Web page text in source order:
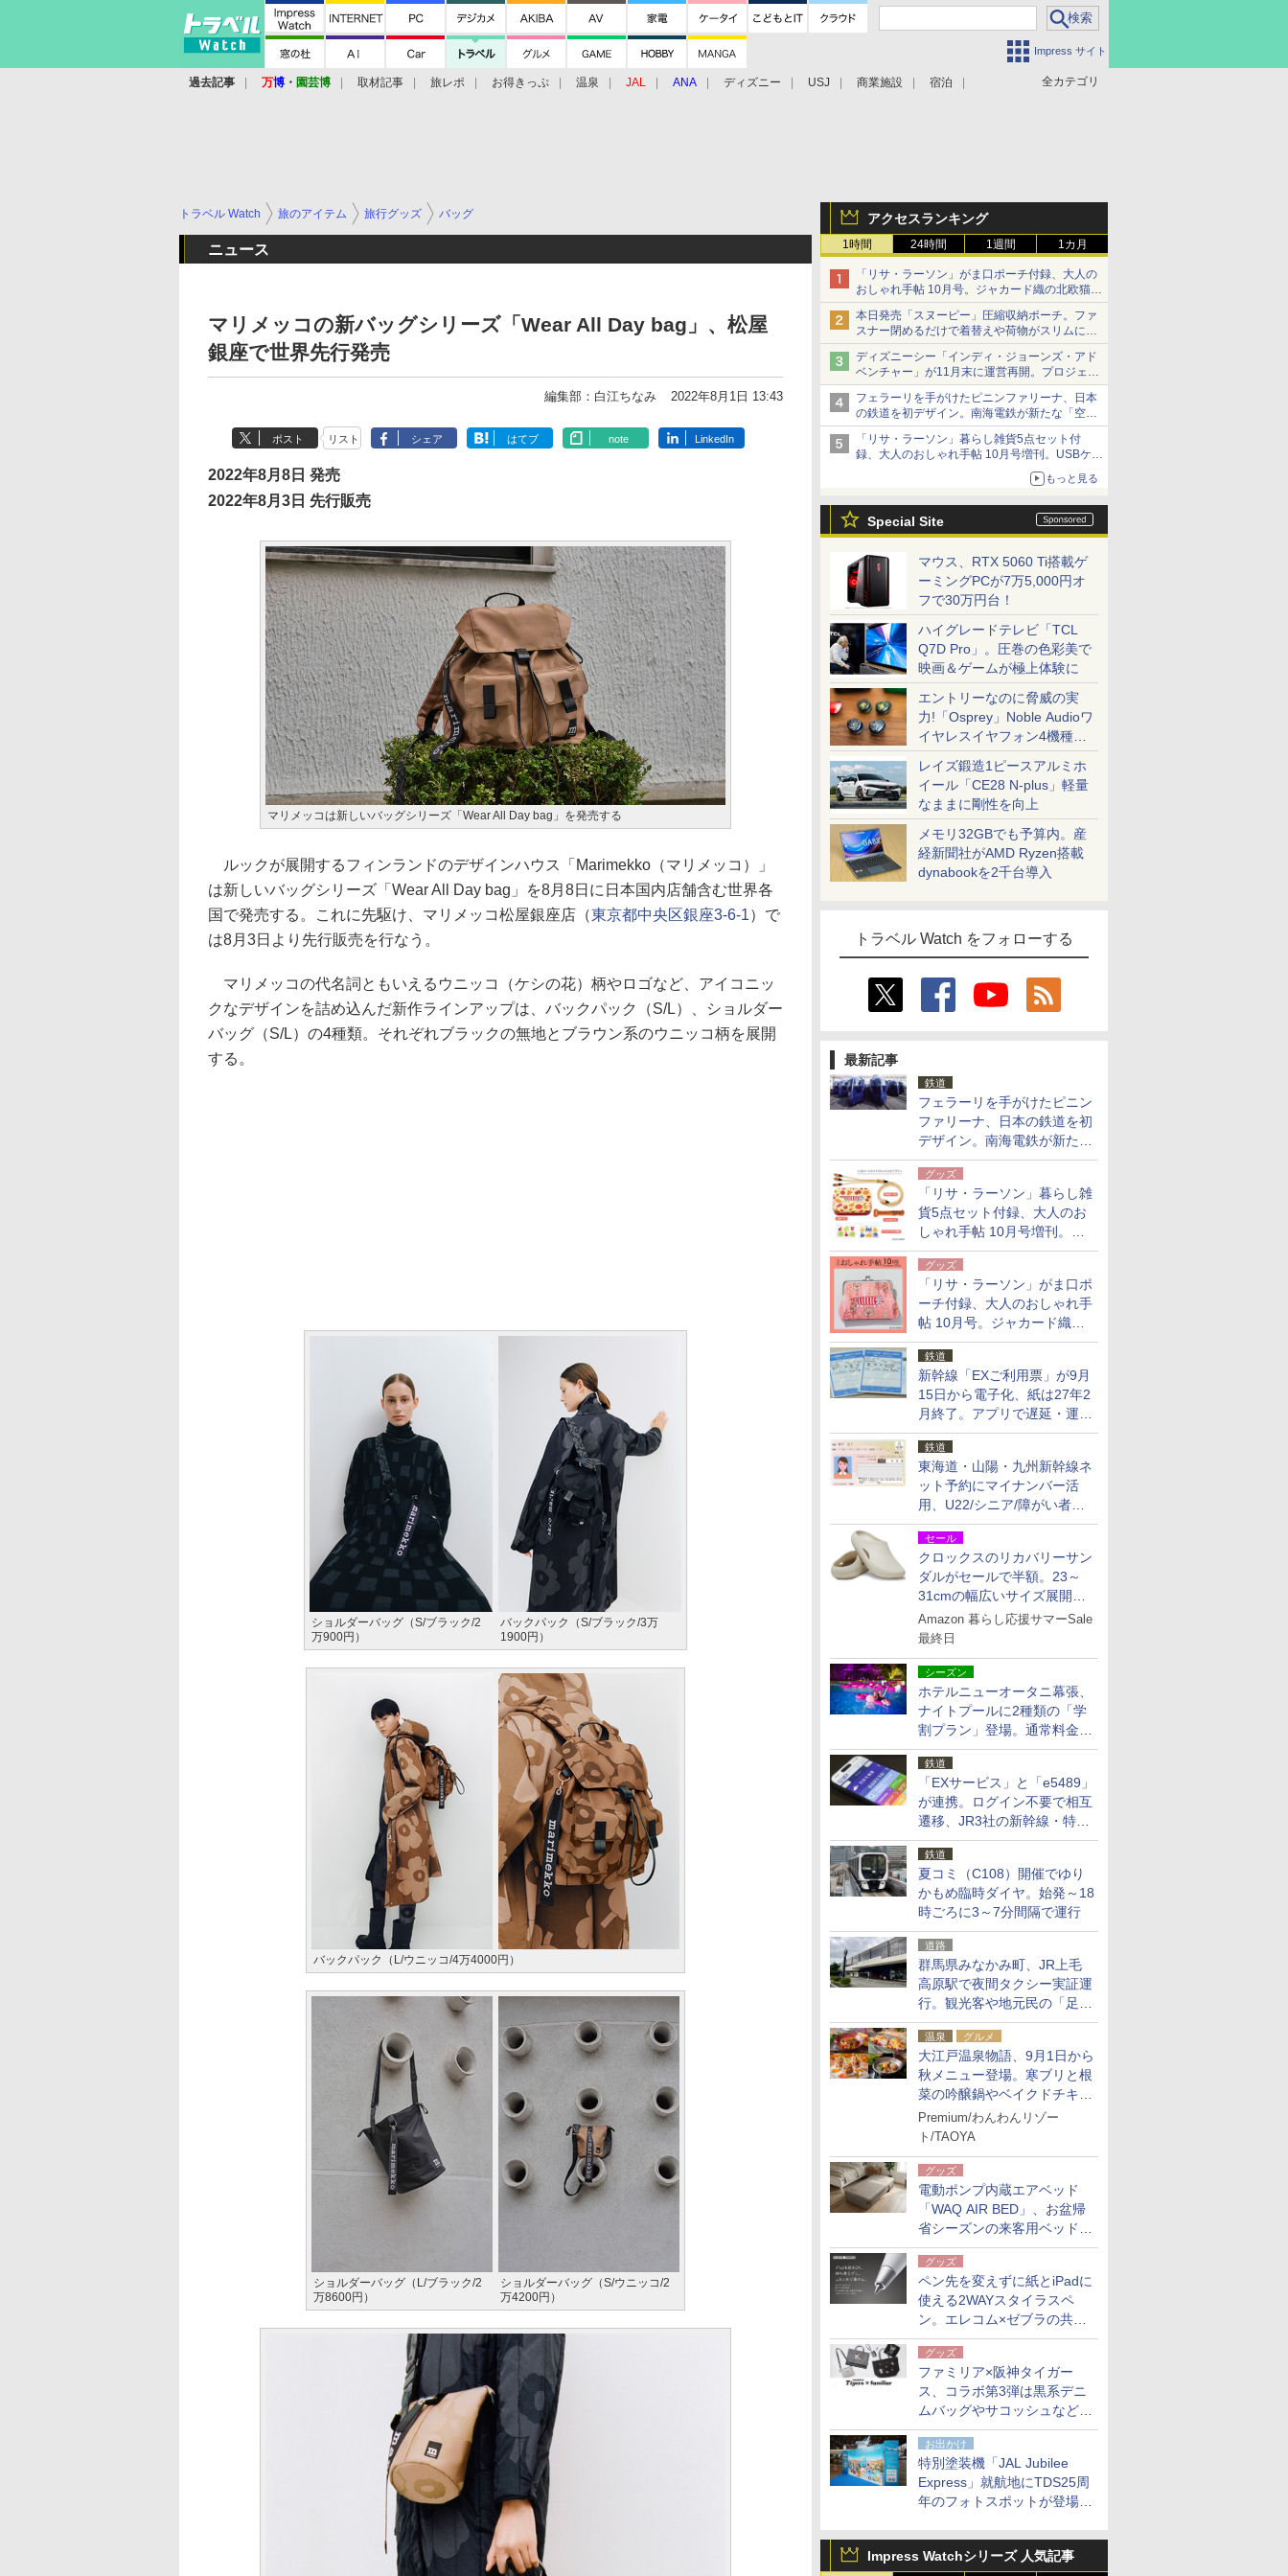
Impress サイト
全カテゴリ
過去記事 万博 ・ 園芸博 取材記事 旅レポ お得きっぷ 温泉 JAL ANA ディズニー USJ 商業施設 宿泊
アクセスランキング
1時間 24時間 1週間 1カ月
「リサ・ラーソン」がま口ポーチ付録、大人の
おしゃれ手帖 10月号。ジャカード織の北欧猫デ
ザイン
本日発売「スヌーピー」圧縮収納ポーチ。ファ
スナー閉めるだけで着替えや荷物がスリムにま
とまる
ディズニーシー「インディ・ジョーンズ・アド
ベンチャー」が11月末に運営再開。プロジェク
ションマッピングを追加、DPAは1500円
フェラーリを手がけたピニンファリーナ、日本
の鉄道を初デザイン。南海電鉄が新たな「空港
特急」をなにわ筋線へ導入
「リサ・ラーソン」暮らし雑貨5点セット付
録、大人のおしゃれ手帖 10月号増刊。USBケー
もっと見る
Special Site
マウス、RTX 5060 Ti搭載ゲ
ーミングPCが7万5,000円オ
フで30万円台！
ハイグレードテレビ「TCL
Q7D Pro」。圧巻の色彩美で
映画＆ゲームが極上体験に
エントリーなのに脅威の実
力!「Osprey」Noble Audioワ
イヤレスイヤフォン4機種を
一気に聴く
レイズ鍛造1ピースアルミホ
イール「CE28 N-plus」軽量
なままに剛性を向上
メモリ32GBでも予算内。産
経新聞社がAMD Ryzen搭載
dynabookを2千台導入
トラベル Watch をフォローする
最新記事
鉄道
フェラーリを手がけたピニン
ファリーナ、日本の鉄道を初
デザイン。南海電鉄が新たな
「空港特急」をなにわ筋線へ
導入
グッズ
「リサ・ラーソン」暮らし雑
貨5点セット付録、大人のお
しゃれ手帖 10月号増刊。
USBケーブルや缶ケースなど
グッズ
「リサ・ラーソン」がま口ポ
ーチ付録、大人のおしゃれ手
帖 10月号。ジャカード織の
北欧猫デザイン
鉄道
新幹線「EXご利用票」が9月
15日から電子化、紙は27年2
月終了。アプリで遅延・運休
も確認可能に
鉄道
東海道・山陽・九州新幹線ネ
ット予約にマイナンバー活
用、U22/シニア/障がい者割
を9月15日から発売
セール
クロックスのリカバリーサン
ダルがセールで半額。23～
31cmの幅広いサイズ展開、
独自のクッション素材を採用
Amazon 暮らし応援サマーSale
最終日
シーズン
ホテルニューオータニ幕張、
ナイトプールに2種類の「学
割プラン」登場。通常料金の
およそ半額でお得に夜活
鉄道
「EXサービス」と「e5489」
が連携。ログイン不要で相互
遷移、JR3社の新幹線・特急
予約をアプリで一括確認
鉄道
夏コミ（C108）開催でゆり
かもめ臨時ダイヤ。始発～18
時ごろに3～7分間隔で運行
道路
群馬県みなかみ町、JR上毛
高原駅で夜間タクシー実証運
行。観光客や地元民の「足が
ない」課題解消へ、木金土に
2台体制
温泉 グルメ
大江戸温泉物語、9月1日から
秋メニュー登場。寒ブリと根
菜の吟醸鍋やベイクドチキ
ン、ショコラ＆栗スイーツも
食べ放題に
Premium/わんわんリゾー
ト/TAOYA
グッズ
電動ポンプ内蔵エアベッド
「WAQ AIR BED」、お盆帰
省シーズンの来客用ベッドに
も。使用後は収納バッグでコ
ンパクトに保管
グッズ
ペン先を変えずに紙とiPadに
使える2WAYスタイラスペ
ン。エレコム×ゼブラの共同
開発
グッズ
ファミリア×阪神タイガー
ス、コラボ第3弾は黒系デニ
ムバッグやサコッシュなど6
点。8月21日オンラインスト
アで発売
お出かけ
特別塗装機「JAL Jubilee
Express」就航地にTDS25周
年のフォトスポットが登場。
Impress Watchシリーズ 人気記事
トラベル Watch 旅のアイテム 旅行グッズ バッグ
ニュース
マリメッコの新バッグシリーズ「Wear All Day bag」、松屋
銀座で世界先行発売
編集部：白江ちなみ 2022年8月1日 13:43
ポスト リスト シェア はてブ note LinkedIn
2022年8月8日 発売
2022年8月3日 先行販売
マリメッコは新しいバッグシリーズ「Wear All Day bag」を発売する
ルックが展開するフィンランドのデザインハウス「Marimekko（マリメッコ）」
は新しいバッグシリーズ「Wear All Day bag」を8月8日に日本国内店舗含む世界各
国で発売する。これに先駆け、マリメッコ松屋銀座店（東京都中央区銀座3-6-1）で
は8月3日より先行販売を行なう。
マリメッコの代名詞ともいえるウニッコ（ケシの花）柄やロゴなど、アイコニッ
クなデザインを詰め込んだ新作ラインアップは、バックパック（S/L）、ショルダー
バッグ（S/L）の4種類。それぞれブラックの無地とブラウン系のウニッコ柄を展開
する。
ショルダーバッグ（S/ブラック/2
万900円）
バックパック（S/ブラック/3万
1900円）
バックパック（L/ウニッコ/4万4000円）
ショルダーバッグ（L/ブラック/2
万8600円）
ショルダーバッグ（S/ウニッコ/2
万4200円）